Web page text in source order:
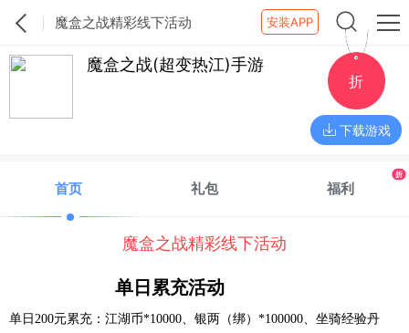
魔盒之战精彩线下活动 安装APP
魔盒之战(超变热江)手游
折
下载游戏
首页 礼包 福利
折
魔盒之战精彩线下活动
单日累充活动
单日200元累充：江湖币*10000、银两（绑）*100000、坐骑经验丹